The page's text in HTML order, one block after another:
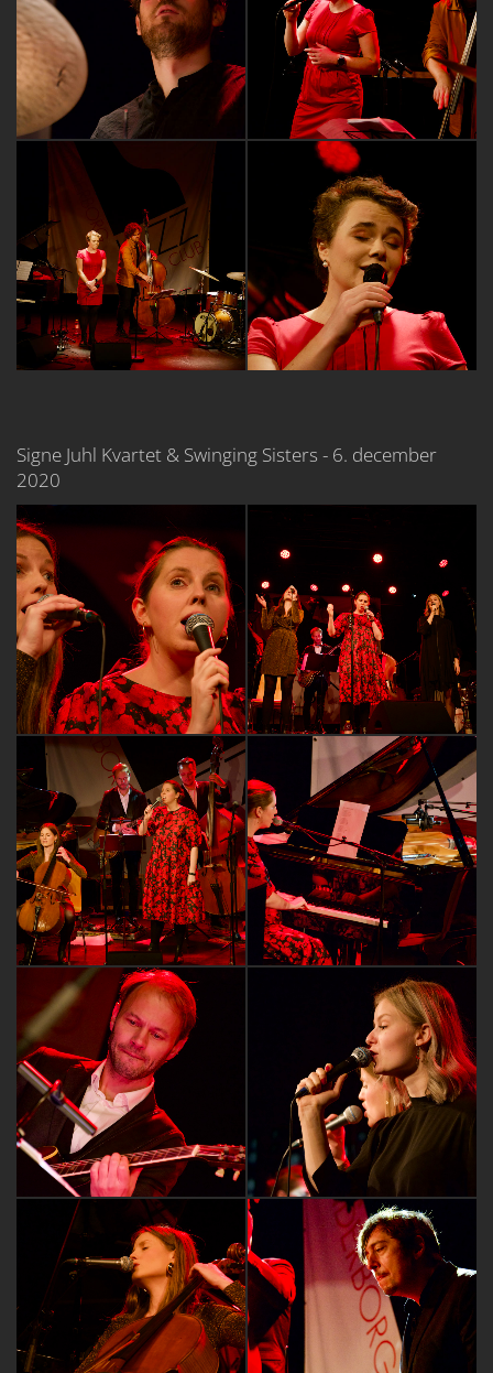
Signe Juhl Kvartet & Swinging Sisters - 6. december
2020